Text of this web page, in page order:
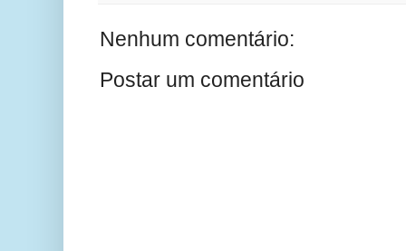
Nenhum comentário:
Postar um comentário